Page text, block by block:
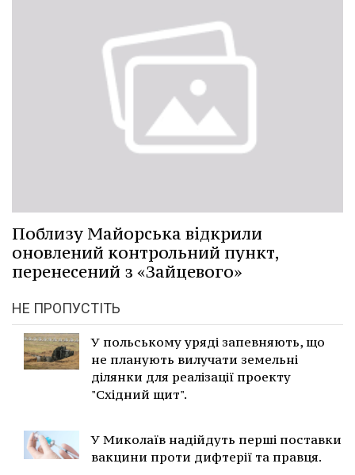
Поблизу Майорська відкрили
оновлений контрольний пункт,
перенесений з «Зайцевого»
НЕ ПРОПУСТІТЬ
У польському уряді запевняють, що
не планують вилучати земельні
ділянки для реалізації проекту
"Східний щит".
У Миколаїв надійдуть перші поставки
вакцини проти дифтерії та правця.